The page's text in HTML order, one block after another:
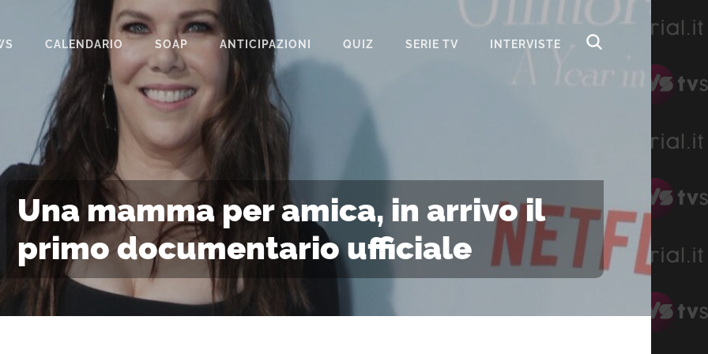
CALENDARIO SOAP
BEAUTIFUL
IL PARADISO DELLE SIGNORE
LA PROMESSA
SEGRETI DI FAMIGLIA
TEMPESTA D’AMORE
UN POSTO AL SOLE
ANTICIPAZIONI QUIZ SERIE TV INTERVISTE
Una mamma per amica, in arrivo il
primo documentario ufficiale